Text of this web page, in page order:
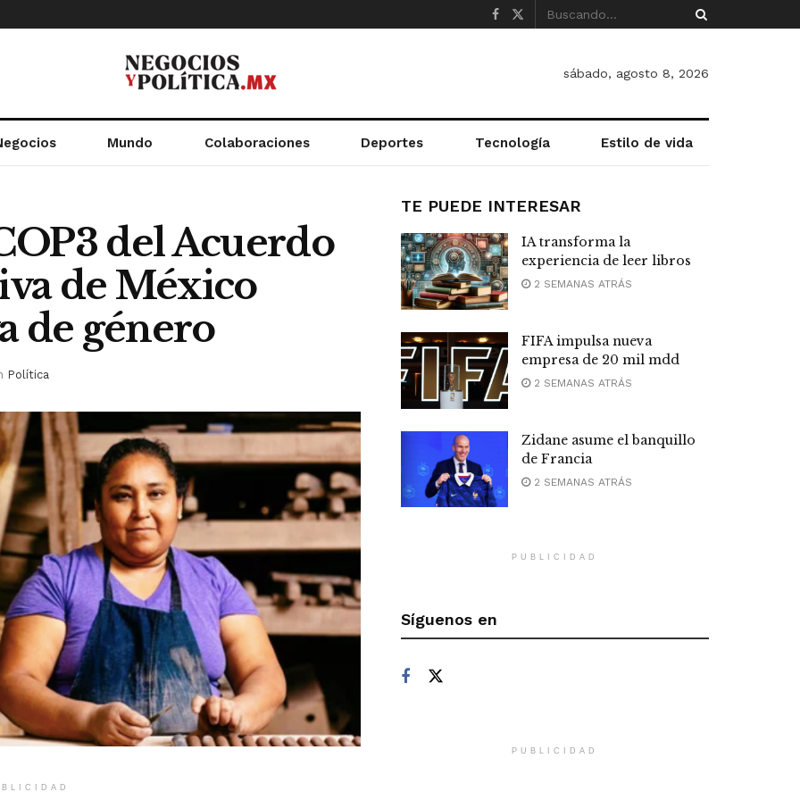
sábado, agosto 8, 2026
Mundo Colaboraciones Deportes Tecnología Estilo de vida
del Acuerdo
de México
de género
Política
TE PUEDE INTERESAR
IA transforma la
experiencia de leer libros
2 SEMANAS ATRÁS
FIFA impulsa nueva
empresa de 20 mil mdd
2 SEMANAS ATRÁS
Zidane asume el banquillo
de Francia
2 SEMANAS ATRÁS
PUBLICIDAD
Síguenos en
PUBLICIDAD